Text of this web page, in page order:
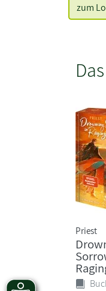
zum
Priest